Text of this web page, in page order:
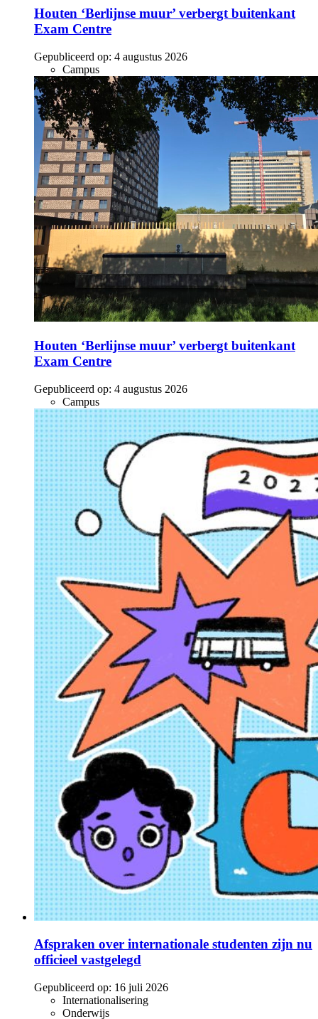
Houten ‘Berlijnse muur’ verbergt buitenkant
Exam Centre
Gepubliceerd op: 4 augustus 2026
Campus
Houten ‘Berlijnse muur’ verbergt buitenkant
Exam Centre
Gepubliceerd op: 4 augustus 2026
Campus
Afspraken over internationale studenten zijn nu
officieel vastgelegd
Gepubliceerd op: 16 juli 2026
Internationalisering
Onderwijs